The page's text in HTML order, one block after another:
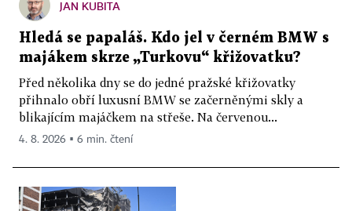
JAN KUBITA
Hledá se papaláš. Kdo jel v černém BMW s
majákem skrze „Turkovu“ křižovatku?
Před několika dny se do jedné pražské křižovatky
přihnalo obří luxusní BMW se začerněnými skly a
blikajícím majáčkem na střeše. Na červenou...
4. 8. 2026 ▪ 6 min. čtení